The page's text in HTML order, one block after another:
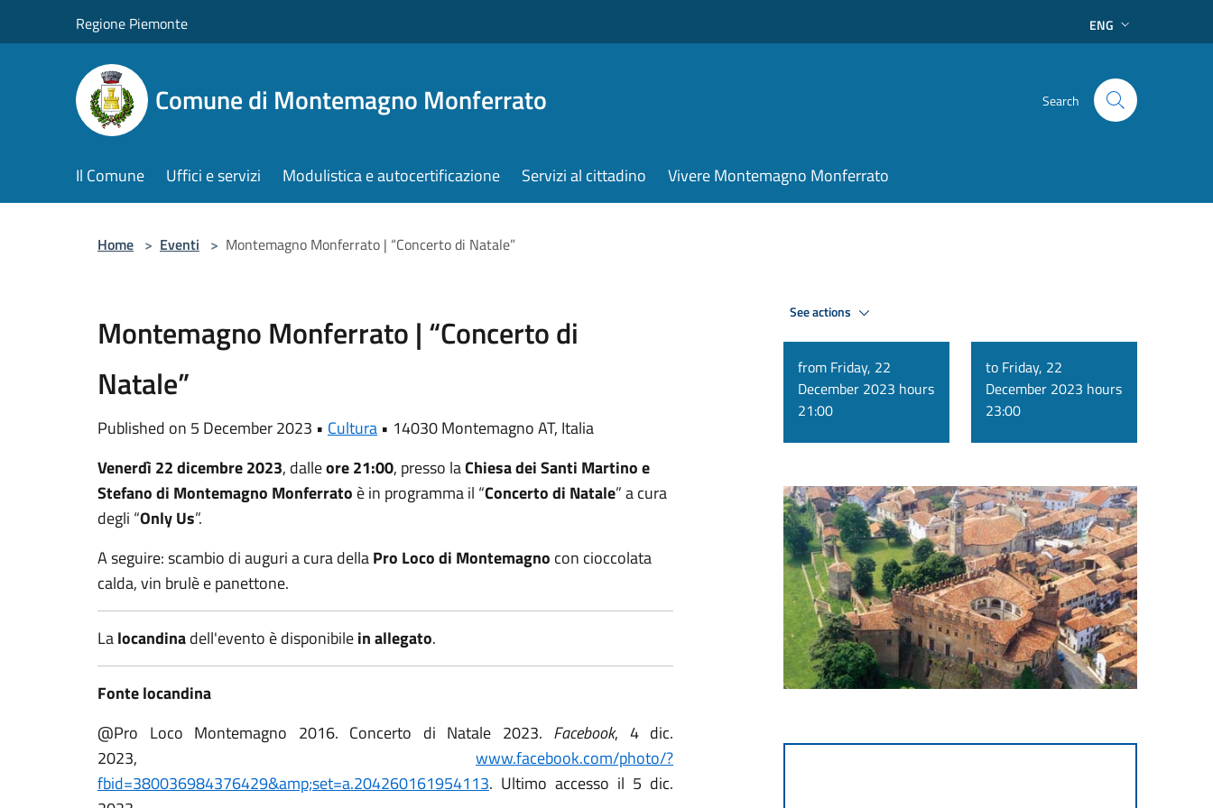
Regione Piemonte ENG
Comune di Montemagno Monferrato Search
Il Comune Uffici e servizi Modulistica e autocertificazione Servizi al cittadino Vivere Montemagno Monferrato
Home > Eventi > Montemagno Monferrato | “Concerto di Natale”
Montemagno Monferrato | “Concerto di
Natale”
Published on 5 December 2023 • Cultura • 14030 Montemagno AT, Italia
Venerdì 22 dicembre 2023, dalleore 21:00, presso laChiesa dei Santi Martino e
Stefano di Montemagno Monferrato è in programma il “Concerto di Natale” a cura
degli “Only Us”.
A seguire: scambio di auguri a cura dellaPro Loco di Montemagno con cioccolata
calda, vin brulè e panettone.
Lalocandinadell'evento è disponibilein allegato.
Fonte locandina
@Pro Loco Montemagno 2016. Concerto di Natale 2023. Facebook, 4 dic.
2023, www.facebook.com/photo/?
fbid=380036984376429&amp;set=a.204260161954113. Ultimo accesso il 5 dic.
See actions
from Friday, 22
December 2023 hours
21:00
to Friday, 22
December 2023 hours
23:00